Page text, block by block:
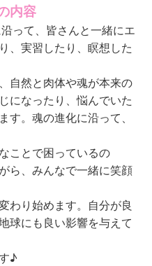
内容
って、皆さんと一緒にエ
、実習したり、瞑想した
自然と肉体や魂が本来の
になったり、悩んでいた
す。魂の進化に沿って、
ことで困っているの
ら、みんなで一緒に笑顔
わり始めます。自分が良
球にも良い影響を与えて
♪